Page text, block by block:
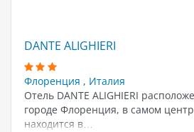
DANTE ALIGHIERI
Флоренция , Италия
Отель DANTE ALIGHIERI
городе Флоренция, в самом
находится в…